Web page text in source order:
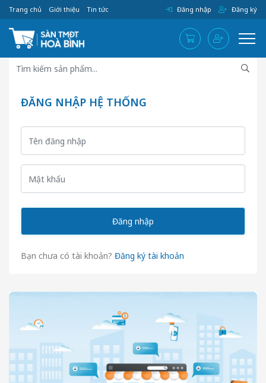
Trang chủ Giới thiệu Tin tức Đăng nhập Đăng ký
ĐĂNG NHẬP HỆ THỐNG
Đăng nhập
Bạn chưa có tài khoản? Đăng ký tài khoản